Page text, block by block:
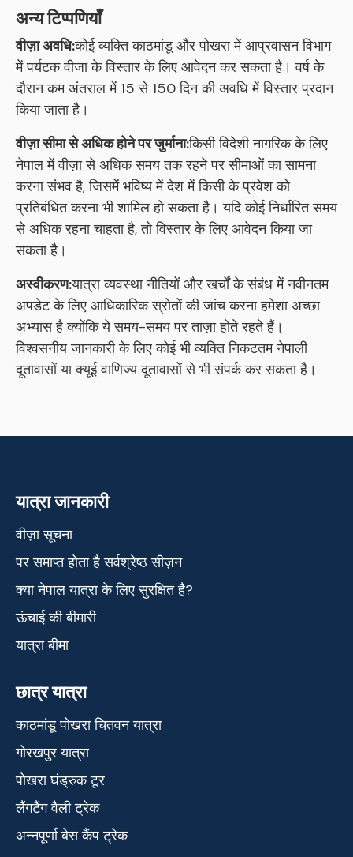
अन्य टिप्पणियाँ
वीज़ा अवधि:कोई व्यक्ति काठमांडू और पोखरा में आप्रवासन विभाग
में पर्यटक वीजा के विस्तार के लिए आवेदन कर सकता है। वर्ष के
दौरान कम अंतराल में 15 से 150 दिन की अवधि में विस्तार प्रदान
किया जाता है।
वीज़ा सीमा से अधिक होने पर जुर्माना:किसी विदेशी नागरिक के लिए
नेपाल में वीज़ा से अधिक समय तक रहने पर सीमाओं का सामना
करना संभव है, जिसमें भविष्य में देश में किसी के प्रवेश को
प्रतिबंधित करना भी शामिल हो सकता है। यदि कोई निर्धारित समय
से अधिक रहना चाहता है, तो विस्तार के लिए आवेदन किया जा
सकता है।
अस्वीकरण:यात्रा व्यवस्था नीतियों और खर्चों के संबंध में नवीनतम
अपडेट के लिए आधिकारिक स्रोतों की जांच करना हमेशा अच्छा
अभ्यास है क्योंकि ये समय-समय पर ताज़ा होते रहते हैं।
विश्वसनीय जानकारी के लिए कोई भी व्यक्ति निकटतम नेपाली
दूतावासों या क्यूई वाणिज्य दूतावासों से भी संपर्क कर सकता है।
यात्रा जानकारी
वीज़ा सूचना
पर समाप्त होता है सर्वश्रेष्ठ सीज़न
क्या नेपाल यात्रा के लिए सुरक्षित है?
ऊंचाई की बीमारी
यात्रा बीमा
छात्र यात्रा
काठमांडू पोखरा चितवन यात्रा
गोरखपुर यात्रा
पोखरा घंड्रुक टूर
लैंगटैंग वैली ट्रेक
अन्नपूर्णा बेस कैंप ट्रेक